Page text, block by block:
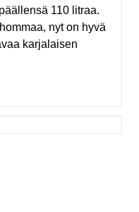
110 litraa.
nyt on hyvä
karjalaisen